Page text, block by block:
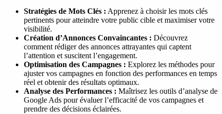
Stratégies de Mots Clés : Apprenez à choisir les mots clés
pertinents pour atteindre votre public cible et maximiser votre
visibilité.
Création d’Annonces Convaincantes : Découvrez
comment rédiger des annonces attrayantes qui captent
l’attention et suscitent l’engagement.
Optimisation des Campagnes : Explorez les méthodes pour
ajuster vos campagnes en fonction des performances en temps
réel et obtenir des résultats optimaux.
Analyse des Performances : Maîtrisez les outils d’analyse de
Google Ads pour évaluer l’efficacité de vos campagnes et
prendre des décisions éclairées.